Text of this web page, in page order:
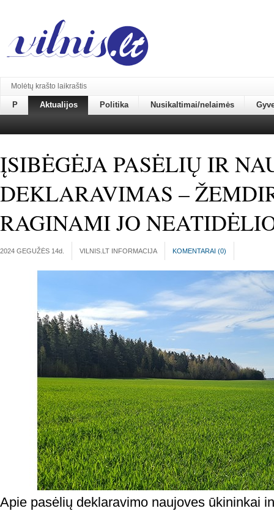
Molėtų krašto laikraštis
P Aktualijos Politika Nusikaltimai/nelaimės
ĮSIBĖGĖJA PASĖLIŲ IR
DEKLARAVIMAS –
RAGINAMI JO
2024 GEGUŽĖS 14d. VILNIS.LT INFORMACIJA KOMENTARAI (0)
Apie pasėlių deklaravimo naujoves ūkininkai